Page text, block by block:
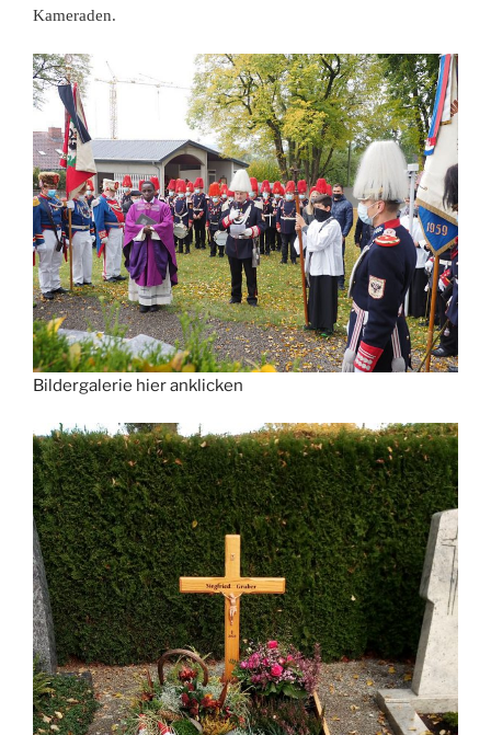
Kameraden.
Bildergalerie hier anklicken